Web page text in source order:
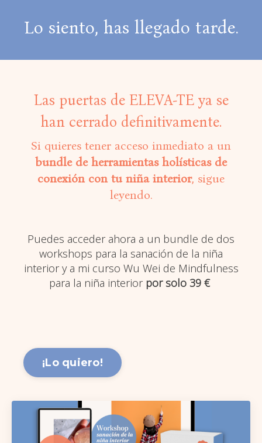
Lo siento, has llegado tarde.
Las puertas de ELEVA-TE ya se
han cerrado definitivamente.
Si quieres tener acceso inmediato a un
bundle de herramientas holísticas de
conexión con tu niña interior, sigue
leyendo.
Puedes acceder ahora a un bundle de dos
workshops para la sanación de la niña
interior y a mi curso Wu Wei de Mindfulness
para la niña interior por solo 39 €
¡Lo quiero!